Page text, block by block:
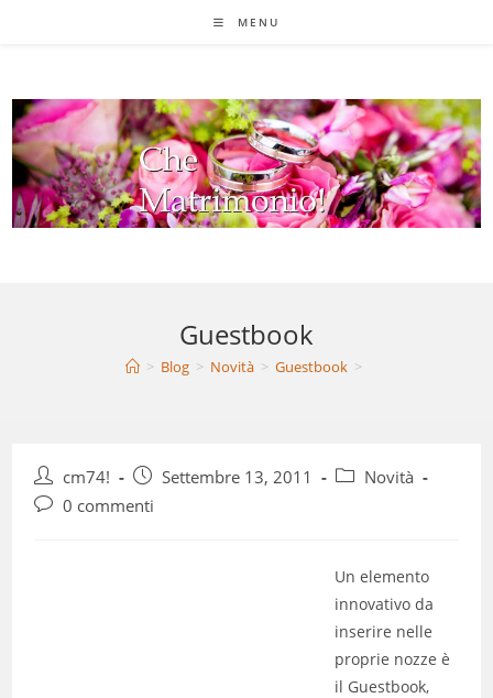
MENU
Guestbook
> Blog > Novità > Guestbook >
Autore
dell'articolo:
cm74!
Articolo
pubblicato:
Settembre 13, 2011
Categoria
Novità
Commenti
0 commenti
Un elemento
innovativo da
inserire nelle
proprie nozze è
il Guestbook,